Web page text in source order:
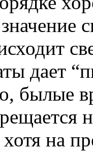
дает
былые
на